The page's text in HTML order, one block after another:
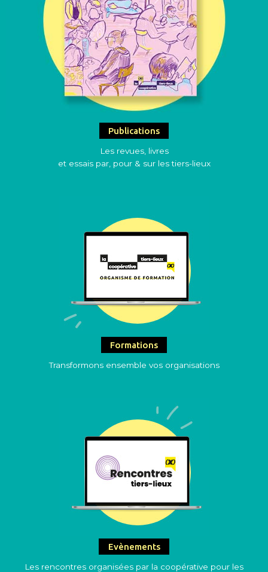
Publications
Les revues, livres
et essais par, pour & sur les tiers-lieux
Formations
Transformons ensemble vos organisations
Evènements
Les rencontres organisées par la coopérative pour les